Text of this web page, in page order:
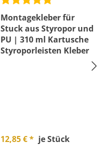
Montagekleber für
Stuck aus Styropor und
PU | 310 ml Kartusche
Styroporleisten Kleber
12,85 € * je Stück